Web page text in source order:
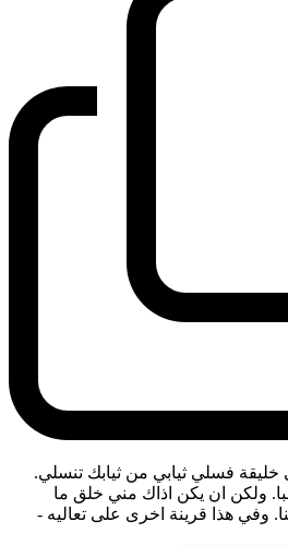
فسلي ثيابي من ثيابك تنسلي.
ولكن ان يكن اذاك مني خلق ما
وفي هذا قرينة اخرى على تعاليه -